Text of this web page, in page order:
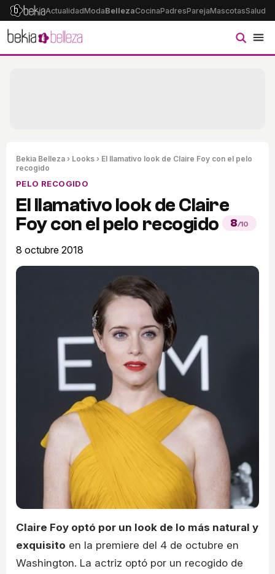
ActualidadModaBellezaCocinaPadresParejaMascotasSalud
Bekia Belleza › Looks › El llamativo look de Claire Foy con el pelo
recogido
PELO RECOGIDO
El llamativo look de Claire
Foy con el pelo recogido
8/10
8 octubre 2018
Claire Foy optó por un look de lo más natural y
exquisito en la premiere del 4 de octubre en
Washington. La actriz optó por un recogido de